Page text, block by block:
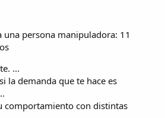
una persona manipuladora: 11
...
la demanda que te hace es
comportamiento con distintas